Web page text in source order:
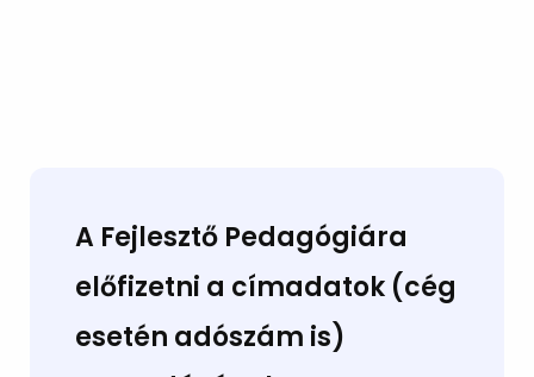
A Fejlesztő Pedagógiára
előfizetni a címadatok (cég
esetén adószám is)